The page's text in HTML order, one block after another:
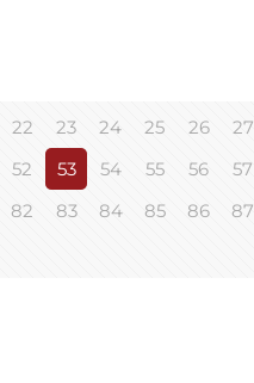
22 23 24 25 26 27
52 53 54 55 56 57
82 83 84 85 86 87